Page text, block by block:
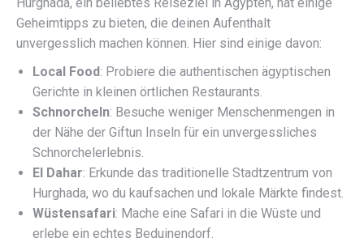
Geheimtipps zu bieten, die deinen Aufenthalt
unvergesslich machen können. Hier sind einige davon:
Local Food: Probiere die authentischen ägyptischen
Gerichte in kleinen örtlichen Restaurants.
Schnorcheln: Besuche weniger Menschenmengen in
der Nähe der Giftun Inseln für ein unvergessliches
Schnorchelerlebnis.
El Dahar: Erkunde das traditionelle Stadtzentrum von
Hurghada, wo du kaufsachen und lokale Märkte findest.
Wüstensafari: Mache eine Safari in die Wüste und
erlebe ein echtes Beduinendorf.